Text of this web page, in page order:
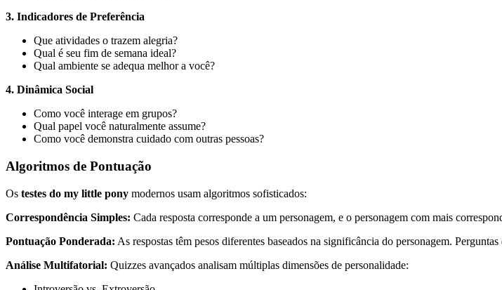
3. Indicadores de Preferência
Que atividades o trazem alegria?
Qual é seu fim de semana ideal?
Qual ambiente se adequa melhor a você?
4. Dinâmica Social
Como você interage em grupos?
Qual papel você naturalmente assume?
Como você demonstra cuidado com outras pessoas?
Algoritmos de Pontuação
Os testes do my little pony modernos usam algoritmos sofisticados:
Correspondência Simples: Cada resposta corresponde a um personagem, e o personagem com mais
Pontuação Ponderada: As respostas têm pesos diferentes baseados na significância do personagem.
Análise Multifatorial: Quizzes avançados analisam múltiplas dimensões de personalidade: